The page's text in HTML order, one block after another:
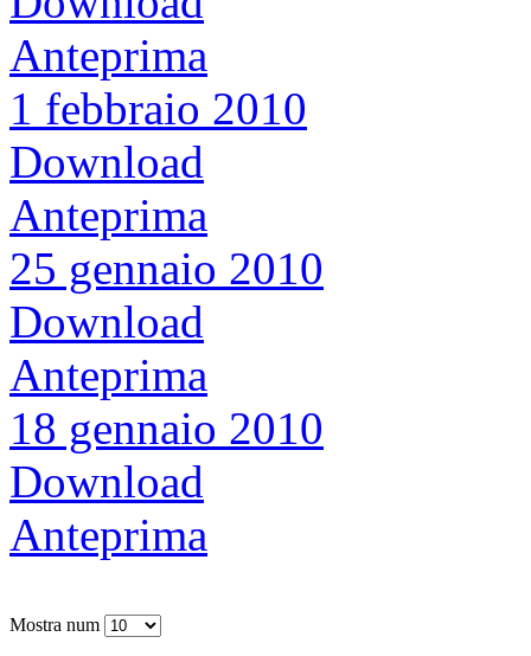
Anteprima
1 febbraio 2010
Download
Anteprima
25 gennaio 2010
Download
Anteprima
18 gennaio 2010
Download
Anteprima
Mostra num